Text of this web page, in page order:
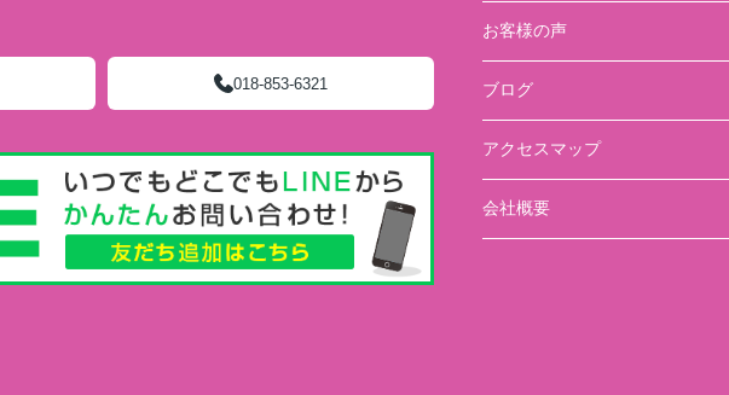
018-853-6321
お客様の声
ブログ
アクセスマップ
会社概要